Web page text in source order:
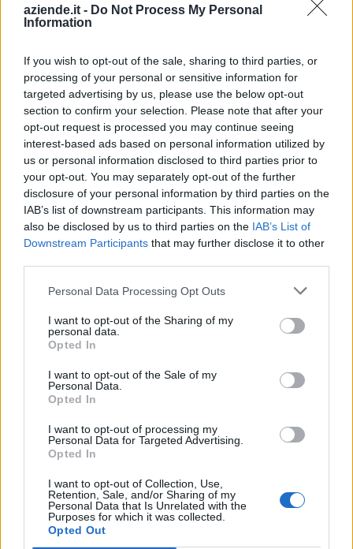
aziende.it - Do Not Process My Personal
Information
If you wish to opt-out of the sale, sharing to third parties, or
processing of your personal or sensitive information for
targeted advertising by us, please use the below opt-out
section to confirm your selection. Please note that after your
opt-out request is processed you may continue seeing
interest-based ads based on personal information utilized by
us or personal information disclosed to third parties prior to
your opt-out. You may separately opt-out of the further
disclosure of your personal information by third parties on the
IAB’s list of downstream participants. This information may
also be disclosed by us to third parties on the IAB’s List of
Downstream Participants that may further disclose it to other
Personal Data Processing Opt Outs
I want to opt-out of the Sharing of my
personal data.
Opted In
I want to opt-out of the Sale of my
Personal Data.
Opted In
I want to opt-out of processing my
Personal Data for Targeted Advertising.
Opted In
I want to opt-out of Collection, Use,
Retention, Sale, and/or Sharing of my
Personal Data that Is Unrelated with the
Purposes for which it was collected.
Opted Out
Biccari (17)
Cagnano Varano (73)
Candela (25)
Carapelle (58)
Carlantino (2)
Carpino (27)
Casalnuovo Monterotaro (20)
Casalvecchio di Puglia (23)
Castelnuovo della Daunia (16)
Celle di San Vito (2)
Chieuti (14)
Faeto (6)
Foggia (1998)